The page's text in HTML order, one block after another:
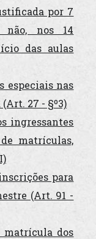
por 7
não, nos 14
das aulas
nas
27 - §º3)
ingressantes
matrículas,
para
(Art. 91 -
dos